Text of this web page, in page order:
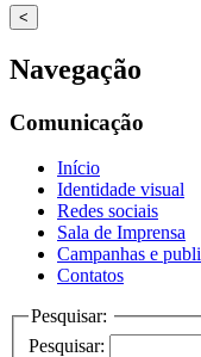
/".
This
shortcut
activates
screen
help
navigate
interact
the
content.
<
Navegação
Comunicação
Início
Identidade visual
Redes sociais
Sala de Imprensa
Campanhas e
Contatos
Pesquisar:
Pesquisar: